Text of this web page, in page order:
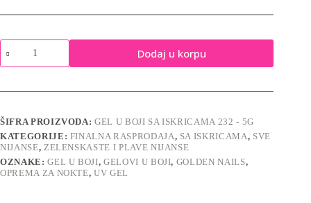
Gel
boji
iskricama
-
5g
količina
Dodaj u korpu
ŠIFRA PROIZVODA:GEL U BOJI SA ISKRICAMA 232 - 5G
KATEGORIJE: FINALNA RASPRODAJA, SA ISKRICAMA, SVE
NIJANSE, ZELENSKASTE I PLAVE NIJANSE
OZNAKE:GEL U BOJI,GELOVI U BOJI, GOLDEN NAILS,
OPREMA ZA NOKTE,UV GEL